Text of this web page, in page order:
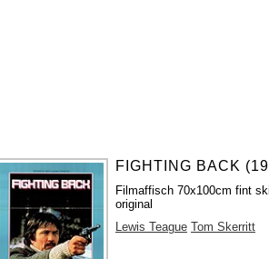
FIGHTING BACK
Filmaffisch 70x100cm fint
original
Lewis Teague Tom Skerritt